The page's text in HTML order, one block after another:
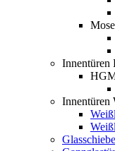
Innentüren
Innentüren